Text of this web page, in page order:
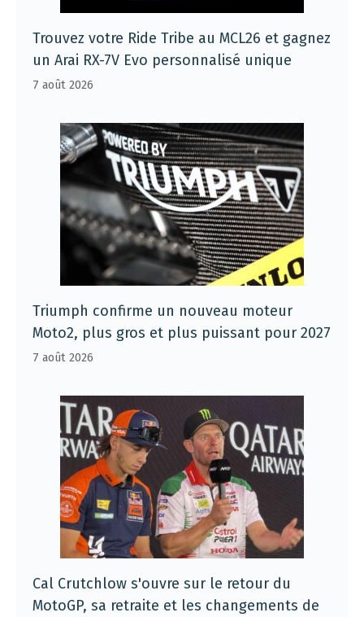
Trouvez votre Ride Tribe au MCL26 et gagnez
un Arai RX-7V Evo personnalisé unique
7 août 2026
Triumph confirme un nouveau moteur
Moto2, plus gros et plus puissant pour 2027
7 août 2026
Cal Crutchlow s'ouvre sur le retour du
MotoGP, sa retraite et les changements de